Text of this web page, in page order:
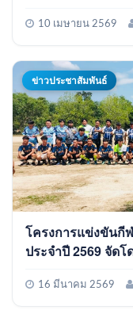
10 เมษายน 2569
ข่าวประชาสัมพันธ์
โครงการแข่งขันกี
ประจำปี 2569 จัดโดย เทศบาลตำบลศรีสำราญ อำเภอ
16 มีนาคม 2569